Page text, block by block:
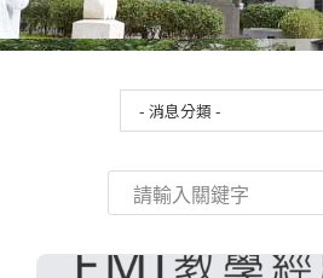
Open submenu (國際交流)
國際交流
雙語計畫(link is external)